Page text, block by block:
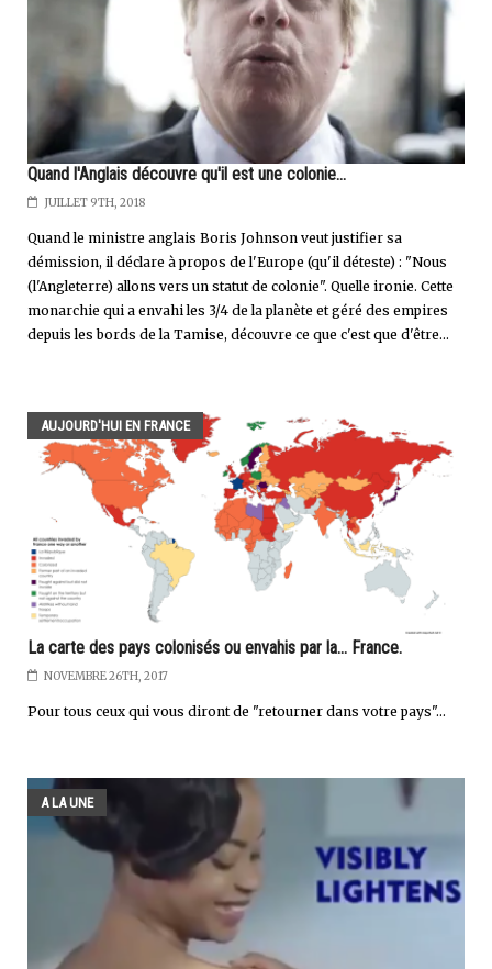
Quand l'Anglais découvre qu'il est une colonie...
JUILLET 9TH, 2018
Quand le ministre anglais Boris Johnson veut justifier sa
démission, il déclare à propos de l'Europe (qu'il déteste) : "Nous
(l'Angleterre) allons vers un statut de colonie". Quelle ironie. Cette
monarchie qui a envahi les 3/4 de la planète et géré des empires
depuis les bords de la Tamise, découvre ce que c'est que d'être...
AUJOURD'HUI EN FRANCE
La carte des pays colonisés ou envahis par la... France.
NOVEMBRE 26TH, 2017
Pour tous ceux qui vous diront de "retourner dans votre pays"...
A LA UNE